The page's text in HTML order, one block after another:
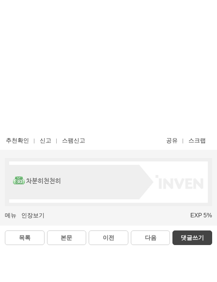
추천확인 신고 스팸신고 공유 스크랩
차분히천천히
메뉴 인장보기 EXP 5%
목록 본문 이전 다음 댓글쓰기